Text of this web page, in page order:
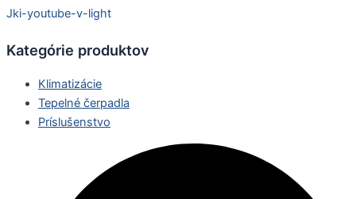
Jki-youtube-v-light
Kategórie produktov
Klimatizácie
Tepelné čerpadla
Príslušenstvo